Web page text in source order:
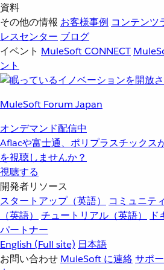
資料
その他の情報 お客様事例 コンテンツ
レスセンター ブログ
イベント MuleSoft CONNECT
ント
MuleSoft Forum Japan
オンデマンド配信中
Aflacや富士通、ポリプラスチックス
を視聴しませんか？
視聴する
開発者リソース
スタートアップ（英語）
コミュニテ
（英語）
チュートリアル（英語）
ド
パートナー
English (Full site) 日本語
お問い合わせ MuleSoft に連絡サポ